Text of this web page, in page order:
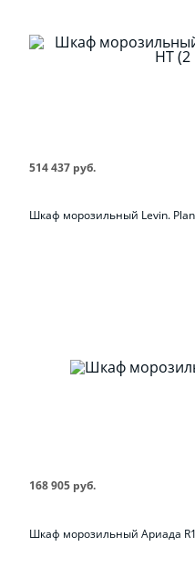
514 437 руб.
Шкаф морозильный Levin.
168 905 руб.
Шкаф морозильный Ариада